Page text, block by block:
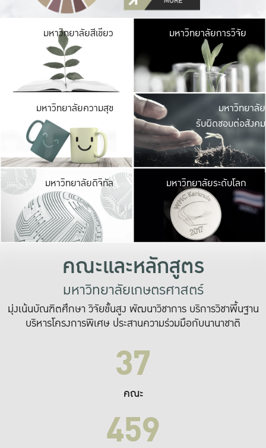
มหาวิทยาลัยสีเขียว มหาวิ
มีพื้นที่เขียวสดใส
เป็นป่าในเมือง เกษต
มหาวิทยาลัยการวิจัย
มหาวิทยาลัยความสุข มหาวิ
ค
เปิดประ
และพบเรื่องราวใ
มหาวิทยาลัย
รับผิดชอบต่อสังคม
มหาวิทยาลัยดิจิทัล มหาวิ
เปลี่ยนแปลง แล
เพื่อทำง
ระบบสารสนเทศ
มหาวิทยาลัยระดับโลก
คณะและหลักสูตร
มหาวิทยาลัยเกษตรศาสตร์
มุ่งเน้นบัณฑิตศึกษา วิจัยขั้นสูง พัฒนาวิชาการ บริการวิชาพื้นฐาน
บริหารโครงการพิเศษ ประสานความร่วมมือกับนานาชาติ
37
คณะ
459